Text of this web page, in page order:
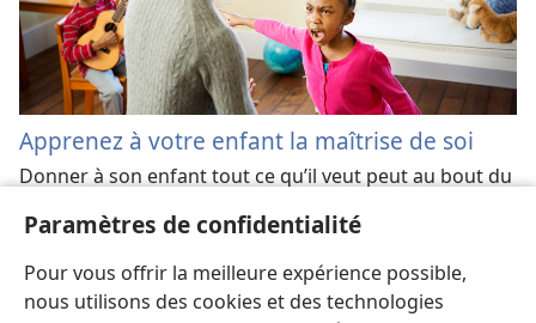
Paramètres de confidentialité
Pour vous offrir la meilleure expérience possible,
nous utilisons des cookies et des technologies
Apprenez à votre enfant la maîtrise de soi
Donner à son enfant tout ce qu’il veut peut au bout du